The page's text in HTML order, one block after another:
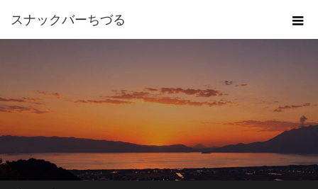
スナックバーちづる